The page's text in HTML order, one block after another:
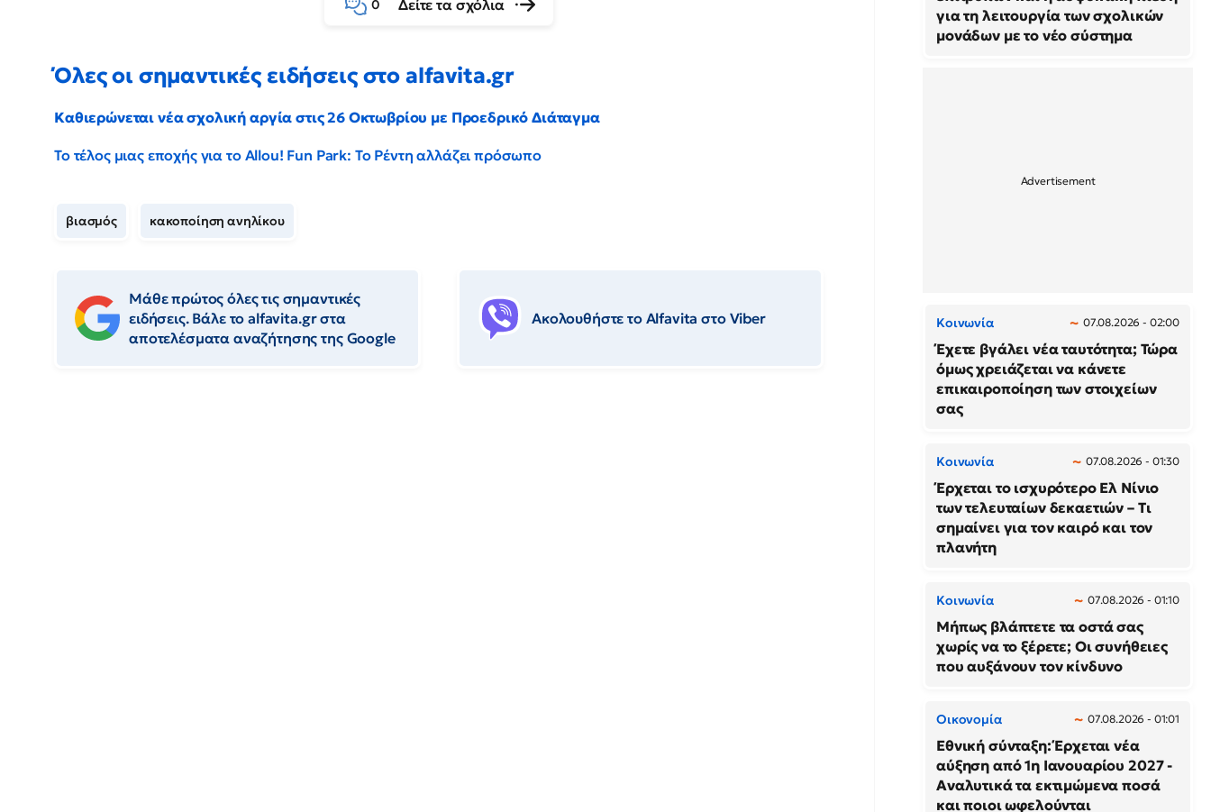
0 Δείτε τα σχόλια
Όλες οι σημαντικές ειδήσεις στο alfavita.gr
Καθιερώνεται νέα σχολική αργία στις 26 Οκτωβρίου με Προεδρικό Διάταγμα
Το τέλος μιας εποχής για το Allou! Fun Park: Το Ρέντη αλλάζει πρόσωπο
βιασμός κακοποίηση ανηλίκου
Μάθε πρώτος όλες τις σημαντικές
ειδήσεις. Βάλε το alfavita.gr στα
αποτελέσματα αναζήτησης της Google
Ακολουθήστε το Αlfavita στο Viber
για τη λειτουργία των σχολικών
μονάδων με το νέο σύστημα
Κοινωνία 07.08.2026 - 02:00
Έχετε βγάλει νέα ταυτότητα; Τώρα
όμως χρειάζεται να κάνετε
επικαιροποίηση των στοιχείων
σας
Κοινωνία 07.08.2026 - 01:30
Έρχεται το ισχυρότερο Ελ Νίνιο
των τελευταίων δεκαετιών – Τι
σημαίνει για τον καιρό και τον
πλανήτη
Κοινωνία 07.08.2026 - 01:10
Μήπως βλάπτετε τα οστά σας
χωρίς να το ξέρετε; Οι συνήθειες
που αυξάνουν τον κίνδυνο
Οικονομία 07.08.2026 - 01:01
Εθνική σύνταξη: Έρχεται νέα
αύξηση από 1η Ιανουαρίου 2027 -
Αναλυτικά τα εκτιμώμενα ποσά
και ποιοι ωφελούνται